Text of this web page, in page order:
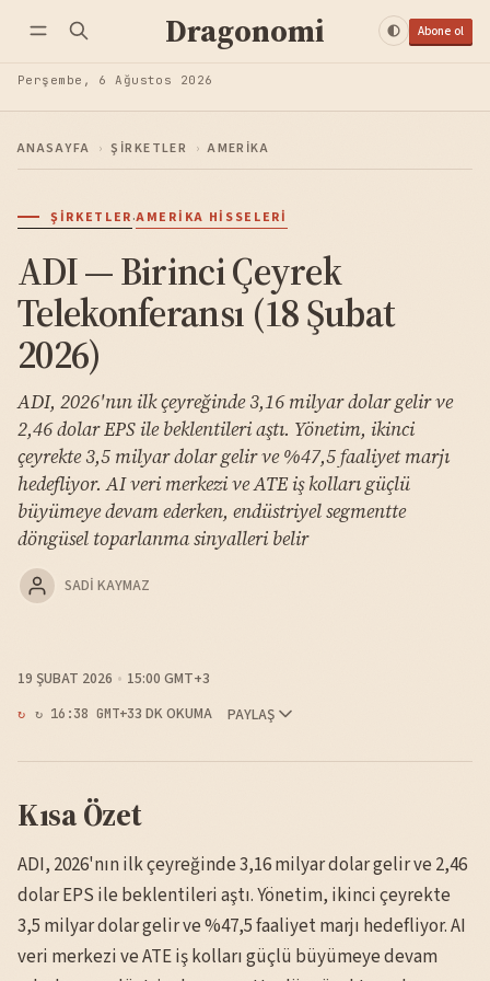
Dragonomi Abone ol
Perşembe, 6 Ağustos 2026
ANASAYFA › ŞIRKETLER › AMERIKA
ŞIRKETLER·AMERIKA HISSELERI
ADI — Birinci Çeyrek
Telekonferansı (18 Şubat
2026)
ADI, 2026'nın ilk çeyreğinde 3,16 milyar dolar gelir ve
2,46 dolar EPS ile beklentileri aştı. Yönetim, ikinci
çeyrekte 3,5 milyar dolar gelir ve %47,5 faaliyet marjı
hedefliyor. AI veri merkezi ve ATE iş kolları güçlü
büyümeye devam ederken, endüstriyel segmentte
döngüsel toparlanma sinyalleri belir
SADI KAYMAZ
19 ŞUBAT 2026 15:00 GMT+3
↻ 16:38 GMT+33 DK OKUMA PAYLAŞ
Kısa Özet
ADI, 2026'nın ilk çeyreğinde 3,16 milyar dolar gelir ve 2,46
dolar EPS ile beklentileri aştı. Yönetim, ikinci çeyrekte
3,5 milyar dolar gelir ve %47,5 faaliyet marjı hedefliyor. AI
veri merkezi ve ATE iş kolları güçlü büyümeye devam